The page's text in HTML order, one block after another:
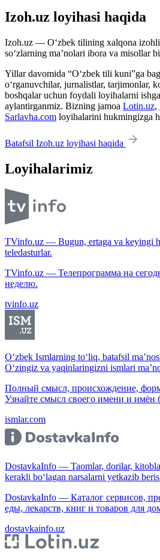
Izoh.uz loyihasi haqida
Izoh.uz — O‘zbek tilining xalqona izohli
so‘zlarning ma’nolari ibora va misollar
Yillar davomida “O‘zbek tili kuni”ga
o‘rganuvchilar, jurnalistlar, tarjimonlar,
boshqalar uchun foydali loyihalarni
aylantirganmiz. Bizning jamoa Lotin.uz,
Sarlavha.com loyihalarini hukmingizga
Batafsil Izoh.uz loyihasi haqida
Loyihalarimiz
TVinfo.uz — Bugun, ertaga va keyingi
teledasturlar.
TVinfo.uz — Телепрограмма на
неделю.
tvinfo.uz
O‘zbek Ismlarning to‘liq, batafsil
O‘zingiz va yaqinlaringizni ismlari
Полный смысл, происхождение,
Узнайте смысл своего имени и имён
ismlar.com
DostavkaInfo — Taomlar, dorilar,
kerakli bo‘lagan narsalarni yetkazib
DostavkaInfo — Каталог сервисов,
еды, лекарств, книг и товаров для
dostavkainfo.uz